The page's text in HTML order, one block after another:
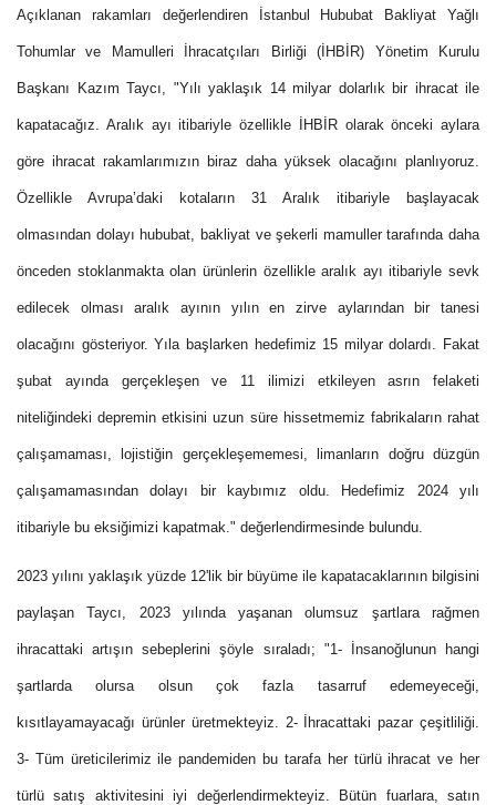
Açıklanan rakamları değerlendiren İstanbul Hububat Bakliyat Yağlı
Tohumlar ve Mamulleri İhracatçıları Birliği (İHBİR) Yönetim Kurulu
Başkanı Kazım Taycı, "Yılı yaklaşık 14 milyar dolarlık bir ihracat ile
kapatacağız. Aralık ayı itibariyle özellikle İHBİR olarak önceki aylara
göre ihracat rakamlarımızın biraz daha yüksek olacağını planlıyoruz.
Özellikle Avrupa’daki kotaların 31 Aralık itibariyle başlayacak
olmasından dolayı hububat, bakliyat ve şekerli mamuller tarafında daha
önceden stoklanmakta olan ürünlerin özellikle aralık ayı itibariyle sevk
edilecek olması aralık ayının yılın en zirve aylarından bir tanesi
olacağını gösteriyor. Yıla başlarken hedefimiz 15 milyar dolardı. Fakat
şubat ayında gerçekleşen ve 11 ilimizi etkileyen asrın felaketi
niteliğindeki depremin etkisini uzun süre hissetmemiz fabrikaların rahat
çalışamaması, lojistiğin gerçekleşememesi, limanların doğru düzgün
çalışamamasından dolayı bir kaybımız oldu. Hedefimiz 2024 yılı
itibariyle bu eksiğimizi kapatmak." değerlendirmesinde bulundu.
2023 yılını yaklaşık yüzde 12'lik bir büyüme ile kapatacaklarının bilgisini
paylaşan Taycı, 2023 yılında yaşanan olumsuz şartlara rağmen
ihracattaki artışın sebeplerini şöyle sıraladı; "1- İnsanoğlunun hangi
şartlarda olursa olsun çok fazla tasarruf edemeyeceği,
kısıtlayamayacağı ürünler üretmekteyiz. 2- İhracattaki pazar çeşitliliği.
3- Tüm üreticilerimiz ile pandemiden bu tarafa her türlü ihracat ve her
türlü satış aktivitesini iyi değerlendirmekteyiz. Bütün fuarlara, satın